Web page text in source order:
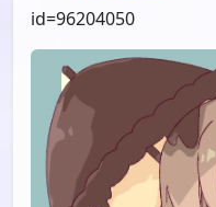
id=96204050